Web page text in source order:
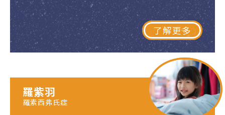
了解更多
羅紫羽
羅素西弗氏症